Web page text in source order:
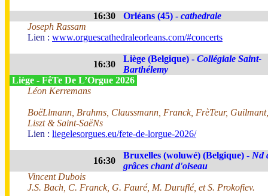
16:30 Orléans (45) - cathedrale
Joseph Rassam
Lien : www.orguescathedraleorleans.com/#concerts
16:30
Liège (Belgique) - Collégiale Saint-
Barthélemy
Liège - FêTe De L’Orgue 2026
Léon Kerremans
BoëLlmann, Brahms, Claussmann, Franck, FrèTeur,
Liszt & Saint-SaëNs
Lien : liegelesorgues.eu/fete-de-lorgue-2026/
16:30
Bruxelles (woluwé) (Belgique) - Nd
grâces chant d'oiseau
Vincent Dubois
J.S. Bach, C. Franck, G. Fauré, M. Duruflé, et S. Prokofiev.